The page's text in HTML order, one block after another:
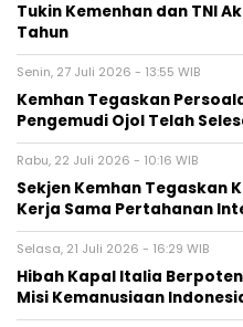
Tukin Kemenhan dan TNI
Tahun
Senin, 27 Juli 2026 - 13:55 WIB
Kemhan Tegaskan
Pengemudi Ojol Telah
Rabu, 22 Juli 2026 - 10:16 WIB
Sekjen Kemhan Tegaskan
Kerja Sama Pertahanan
Selasa, 21 Juli 2026 - 16:29 WIB
Hibah Kapal Italia
Misi Kemanusiaan